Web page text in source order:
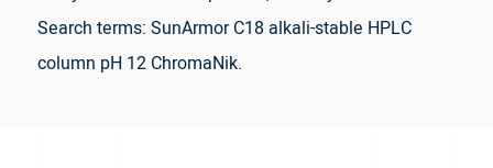
Search terms: SunArmor C18 alkali-stable HPLC
column pH 12 ChromaNik.